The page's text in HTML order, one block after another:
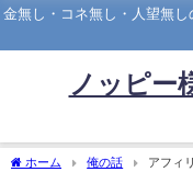
金無し・コネ無し・人望無
ノッピー
ホーム 俺の話 アフィ